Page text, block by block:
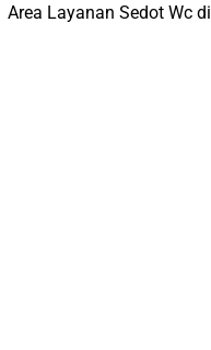
Area Layanan Sedot Wc di